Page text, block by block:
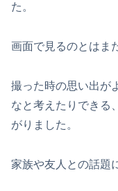
た。
画面で見るのとはま
撮った時の思い出が
なと考えたりできる
がりました。
家族や友人との話題